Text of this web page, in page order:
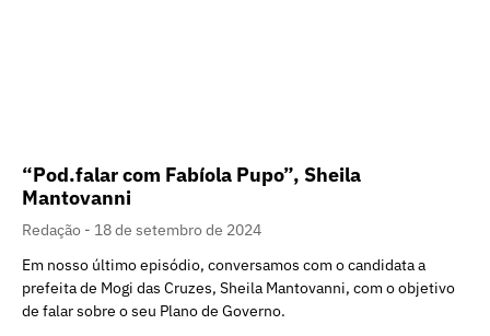
“Pod.falar com Fabíola Pupo”, Sheila
Mantovanni
Redação
18 de setembro de 2024
Em nosso último episódio, conversamos com o candidata a
prefeita de Mogi das Cruzes, Sheila Mantovanni, com o objetivo
de falar sobre o seu Plano de Governo.